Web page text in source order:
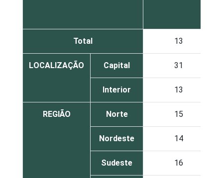
Total 13
LOCALIZAÇÃO Capital 31
Interior 13
REGIÃO Norte 15
Nordeste 14
Sudeste 16